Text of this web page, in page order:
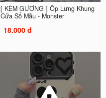
[ KÈM GƯƠNG ] Ốp Lưng Khung
Cửa Sổ Mẫu - Monster
18.000 đ